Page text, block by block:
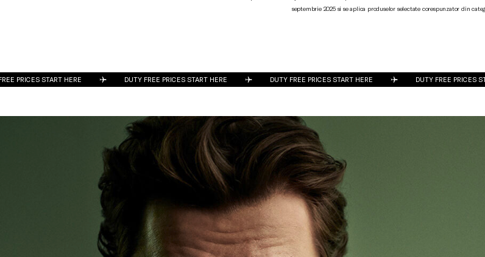
septembrie 2025 si se aplica produselor selectate corespunzator din
DUTY FREE PRICES START HERE DUTY FREE PRICES START HERE DUTY FREE PRICES START HERE